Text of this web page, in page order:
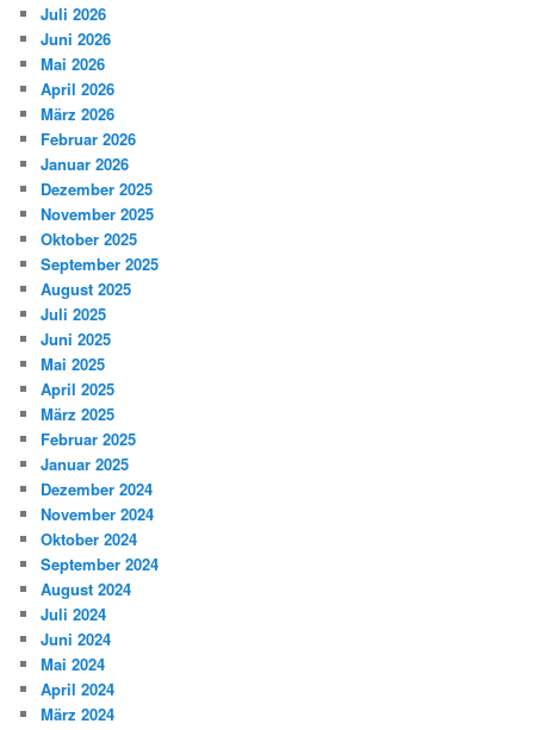
Juli 2026
Juni 2026
Mai 2026
April 2026
März 2026
Februar 2026
Januar 2026
Dezember 2025
November 2025
Oktober 2025
September 2025
August 2025
Juli 2025
Juni 2025
Mai 2025
April 2025
März 2025
Februar 2025
Januar 2025
Dezember 2024
November 2024
Oktober 2024
September 2024
August 2024
Juli 2024
Juni 2024
Mai 2024
April 2024
März 2024